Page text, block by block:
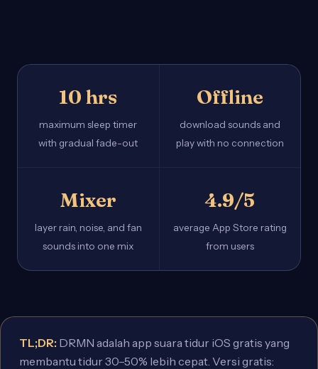
10 hrs
maximum sleep timer
with gradual fade-out
Offline
download sounds and
play with no connection
Mixer
layer rain, noise, and fan
sounds into one mix
4.9/5
average App Store rating
from users
TL;DR: DRMN adalah app suara tidur iOS gratis yang
membantu tidur 30–50% lebih cepat. Versi gratis: